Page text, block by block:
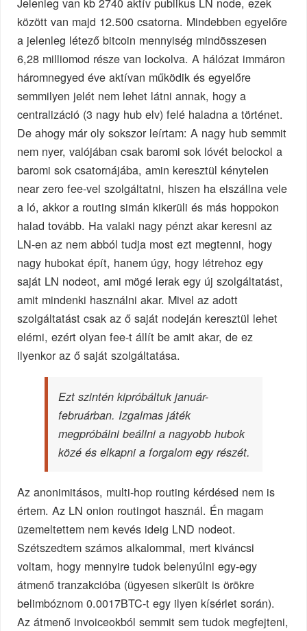
között van majd 12.500 csatorna. Mindebben egyelőre
a jelenleg létező bitcoin mennyiség mindösszesen
6,28 milliomod része van lockolva. A hálózat immáron
háromnegyed éve aktívan működik és egyelőre
semmilyen jelét nem lehet látni annak, hogy a
centralizáció (3 nagy hub elv) felé haladna a történet.
De ahogy már oly sokszor leírtam: A nagy hub semmit
nem nyer, valójában csak baromi sok lóvét belockol a
baromi sok csatornájába, amin keresztül kénytelen
near zero fee-vel szolgáltatni, hiszen ha elszállna vele
a ló, akkor a routing simán kikerüli és más hoppokon
halad tovább. Ha valaki nagy pénzt akar keresni az
LN-en az nem abból tudja most ezt megtenni, hogy
nagy hubokat épít, hanem úgy, hogy létrehoz egy
saját LN nodeot, ami mögé lerak egy új szolgáltatást,
amit mindenki használni akar. Mivel az adott
szolgáltatást csak az ő saját nodeján keresztül lehet
elérni, ezért olyan fee-t állít be amit akar, de ez
ilyenkor az ő saját szolgáltatása.
Ezt szintén kipróbáltuk január-
februárban. Izgalmas játék
megpróbálni beállni a nagyobb hubok
közé és elkapni a forgalom egy részét.
Az anonimitásos, multi-hop routing kérdésed nem is
értem. Az LN onion routingot használ. Én magam
üzemeltettem nem kevés ideig LND nodeot.
Szétszedtem számos alkalommal, mert kiváncsi
voltam, hogy mennyire tudok belenyúlni egy-egy
átmenő tranzakcióba (ügyesen sikerült is örökre
belimbóznom 0.0017BTC-t egy ilyen kísérlet során).
Az átmenő invoiceokból semmit sem tudok megfejteni,